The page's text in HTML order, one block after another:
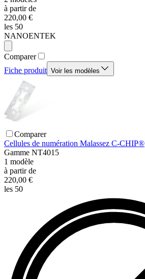
à partir de
220,00 €
les 50
NANOENTEK
Comparer
Fiche produit Voir les modèles
Comparer
Cellules de numération Malassez C-CHIP®
Gamme NT4015
1 modèle
à partir de
220,00 €
les 50